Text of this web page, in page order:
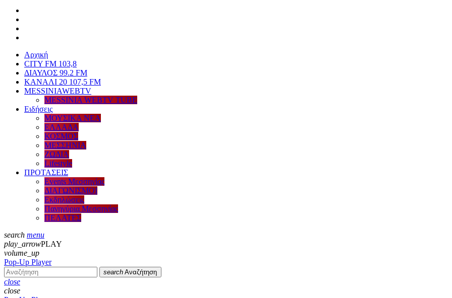
Αρχική
CITY FM 103,8
ΔΙΑΥΛΟΣ 99.2 FM
ΚΑΝΑΛΙ 20 107,5 FM
MESSINIAWEBTV
MESSINIA WEBTV TUBE
Eιδήσεις
ΜΟΥΣΙΚΑ ΝΕΑ
ΕΛΛΑΔΑ
ΚΟΣΜΟΣ
ΜΕΣΣΗΝΙΑ
ΖΩΔΙΑ
Lifestyle
ΠΡΟΤΑΣΕΙΣ
Events Μεσσηνίας
ΔΙΑΓΩΝΙΣΜΟΙ
Εκδηλώσεις
Πανηγύρια Μεσσηνίας
ΠΕΛΑΤΕΣ
search menu
play_arrowPLAY
volume_up
Pop-Up Player
search Αναζήτηση
close
close